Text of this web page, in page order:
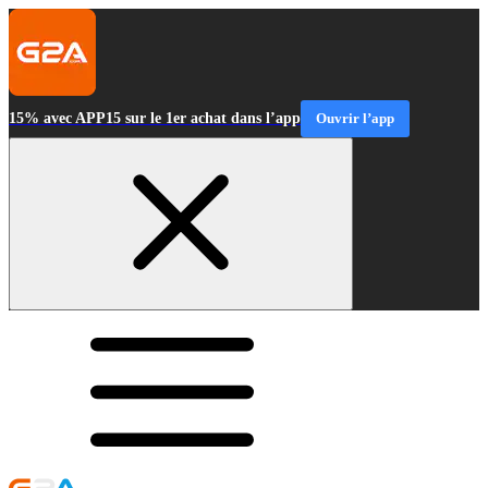
15% avec APP15 sur le 1er achat dans l’app Ouvrir l’app